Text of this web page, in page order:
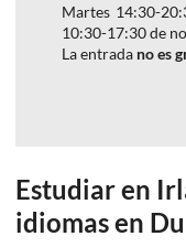
Martes 14:30-
10:30-17:30de
La entrada no es
Estudiar en
idiomas en